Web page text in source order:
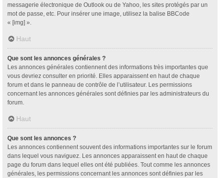
messagerie électronique de Outlook ou de Yahoo, les sites protégés par un
mot de passe, etc. Pour insérer une image, utilisez la balise BBCode
« [img] ».
Haut
Que sont les annonces générales ?
Les annonces générales contiennent des informations très importantes que
vous devriez consulter en priorité. Elles apparaissent en haut de chaque
forum et dans le panneau de contrôle de l’utilisateur. Les permissions
concernant les annonces générales sont définies par les administrateurs du
forum.
Haut
Que sont les annonces ?
Les annonces contiennent souvent des informations importantes sur le forum
dans lequel vous naviguez. Les annonces apparaissent en haut de chaque
page du forum dans lequel elles ont été publiées. Tout comme les annonces
générales, les permissions concernant les annonces sont définies par les